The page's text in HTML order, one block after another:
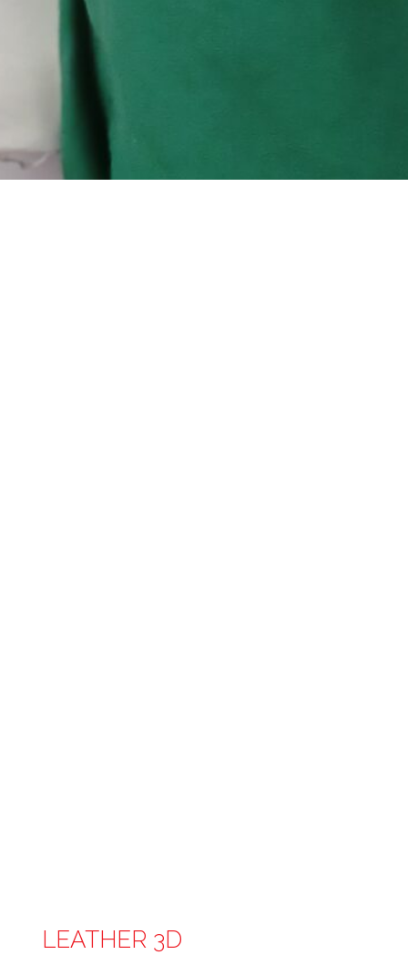
LEATHER 3D